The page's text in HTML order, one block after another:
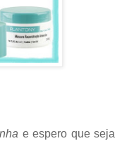
e espero que seja